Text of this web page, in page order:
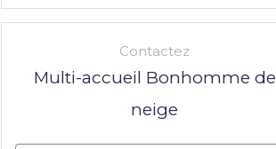
Contactez
Multi-accueil Bonhomme de
neige